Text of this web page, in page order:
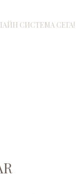
СИСТЕМА СЕГА!